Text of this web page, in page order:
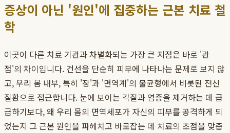
증상이 아닌 '원인'에 집중하는 근본 치료 철
학
이곳이 다른 치료 기관과 차별화되는 가장 큰 지점은 바로 '관
점'의 차이입니다. 건선을 단순히 피부에 나타나는 문제로 보지 않
고, 우리 몸 내부, 특히 '장'과 '면역계'의 불균형에서 비롯된 전신
질환으로 접근합니다. 눈에 보이는 각질과 염증을 제거하는 데 급
급하기보다, 왜 우리 몸의 면역세포가 자신의 피부를 공격하게 되
었는지 그 근본 원인을 파헤치고 바로잡는 데 치료의 초점을 맞춥